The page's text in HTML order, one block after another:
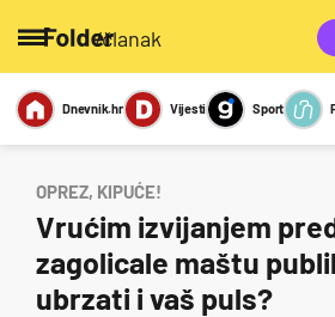
/članak
Miks Kviz
Sexy
Dnevnik.hr Vijesti Sport
OPREZ, KIPUĆE!
Vrućim izvijanjem
zagolicale maštu
ubrzati i vaš puls?